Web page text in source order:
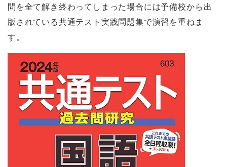
問を全て解き終わってしまった場合には予備校から出
版されている共通テスト実践問題集で演習を重ねま
す。